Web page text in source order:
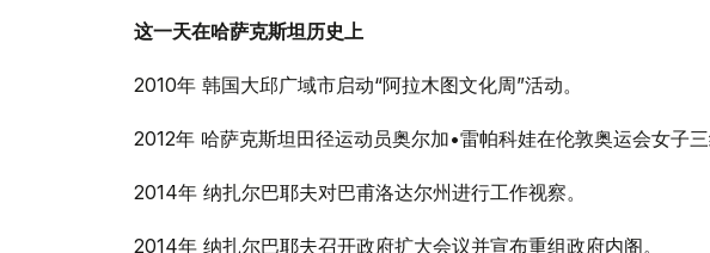
这一天在哈萨克斯坦历史上
2010年 韩国大邱广域市启动“阿拉木图文化周”活动。
2012年 哈萨克斯坦田径运动员奥尔加•雷帕科娃在伦敦奥运会女子三
2014年 纳扎尔巴耶夫对巴甫洛达尔州进行工作视察。
2014年 纳扎尔巴耶夫召开政府扩大会议并宣布重组政府内阁。